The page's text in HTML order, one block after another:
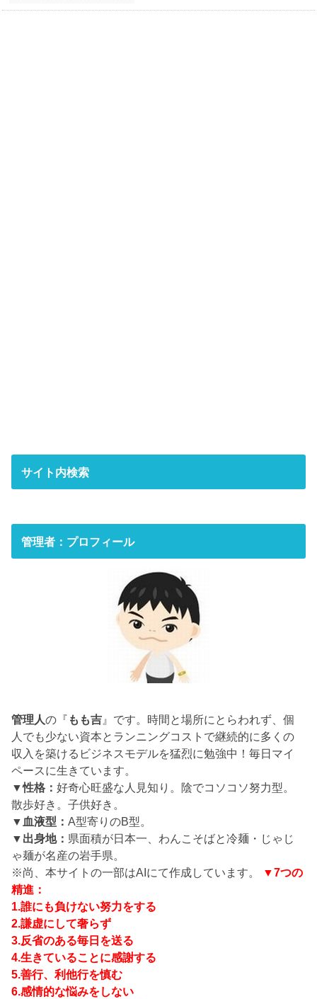
サイト内検索
管理者：プロフィール
管理人の『 もも吉 』です。時間と場所にとらわれず、個
人でも少ない資本とランニングコストで継続的に多くの
収入を築けるビジネスモデルを猛烈に勉強中！毎日マイ
ペースに生きています。
▼性格：好奇心旺盛な人見知り。陰でコソコソ努力型。
散歩好き。子供好き。
▼血液型：A型寄りのB型。
▼出身地： 県面積が日本一、わんこそばと冷麺・じゃじ
ゃ麺が名産の岩手県。
※尚、本サイトの一部はAIにて作成しています。
▼7つの
精進：
1.誰にも負けない努力をする
2.謙虚にして奢らず
3.反省のある毎日を送る
4.生きていることに感謝する
5.善行、利他行を慎む
6.感情的な悩みをしない